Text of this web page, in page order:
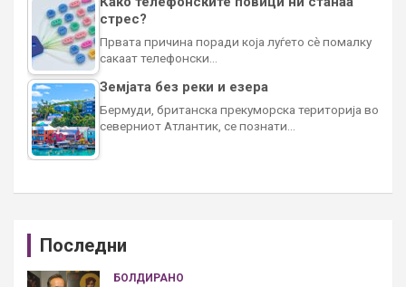
стрес?
Првата причина поради која луѓето сè помалку
сакаат телефонски…
Земјата без реки и езера
Бермуди, британска прекуморска територија во
северниот Атлантик, се познати…
Последни
БОЛДИРАНО